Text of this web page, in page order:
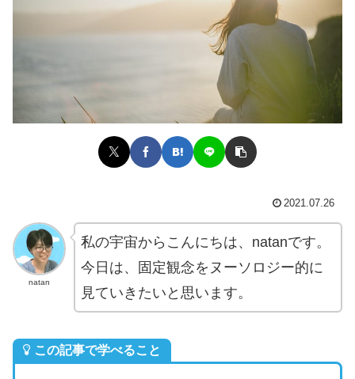
2021.07.26
natan
私の宇宙からこんにちは、natanです。
今日は、固定観念をヌーソロジー的に
見ていきたいと思います。
この記事で学べること